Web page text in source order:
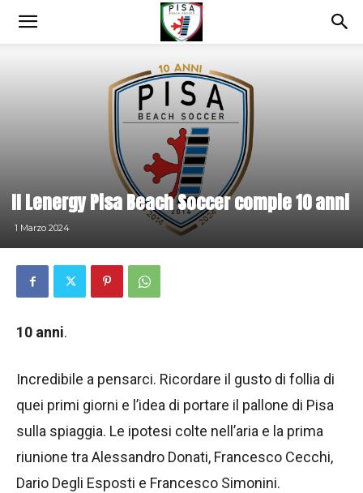
Il Lenergy Pisa Beach Soccer compie 10 anni
1 Marzo 2024
10 anni.
Incredibile a pensarci. Ricordare il gusto di follia di
quei primi giorni e l’idea di portare il pallone di Pisa
sulla spiaggia. Le ipotesi colte nell’aria e la prima
riunione tra Alessandro Donati, Francesco Cecchi,
Dario Degli Esposti e Francesco Simonini.